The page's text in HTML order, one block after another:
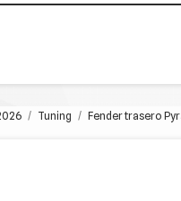
Tuning Fender trasero